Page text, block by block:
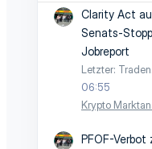
Clarity Act
Senats-
Jobreport
Letzter:
06:55
Krypto
PFOF-Verbot